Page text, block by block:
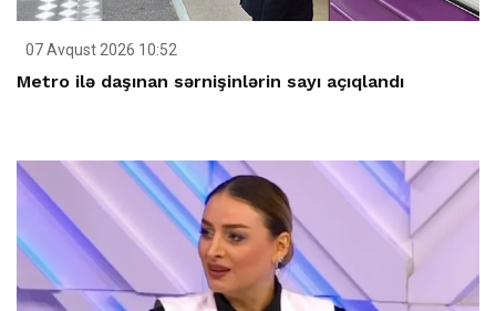
07 Avqust 2026 10:52
Metro ilə daşınan sərnişinlərin sayı açıqlandı